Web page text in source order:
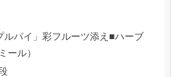
ルパイ」彩フルーツ添え■ハーブ
ール）